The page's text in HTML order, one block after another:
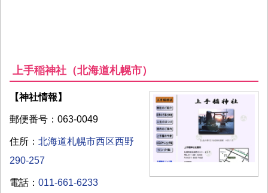
上手稲神社（北海道札幌市）
【神社情報】
郵便番号：063-0049
住所： 北海道札幌市西区西野
290-257
電話： 011-661-6233